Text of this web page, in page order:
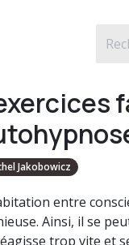
Jakobowicz
entre
Ainsi, il se
trop vite et